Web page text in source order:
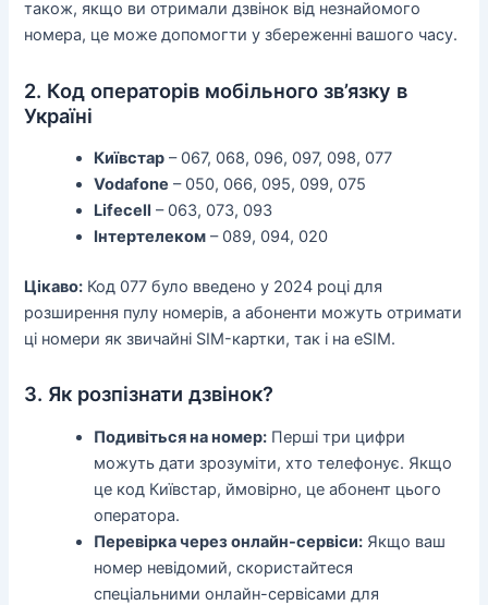
також, якщо ви отримали дзвінок від незнайомого
номера, це може допомогти у збереженні вашого часу.
2. Код операторів мобільного зв’язку в
Україні
Київстар – 067, 068, 096, 097, 098, 077
Vodafone – 050, 066, 095, 099, 075
Lifecell – 063, 073, 093
Інтертелеком – 089, 094, 020
Цікаво: Код 077 було введено у 2024 році для
розширення пулу номерів, а абоненти можуть отримати
ці номери як звичайні SIM-картки, так і на eSIM.
3. Як розпізнати дзвінок?
Подивіться на номер: Перші три цифри
можуть дати зрозуміти, хто телефонує. Якщо
це код Київстар, ймовірно, це абонент цього
оператора.
Перевірка через онлайн-сервіси: Якщо ваш
номер невідомий, скористайтеся
спеціальними онлайн-сервісами для